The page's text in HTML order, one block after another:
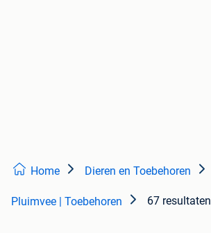
Home Dieren en Toebehoren
Pluimvee | Toebehoren 67 resultaten